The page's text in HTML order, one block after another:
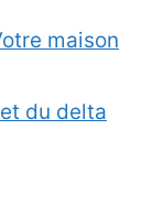
maison
du delta